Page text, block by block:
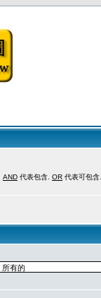
AND 代表包含. OR 代表可包含.